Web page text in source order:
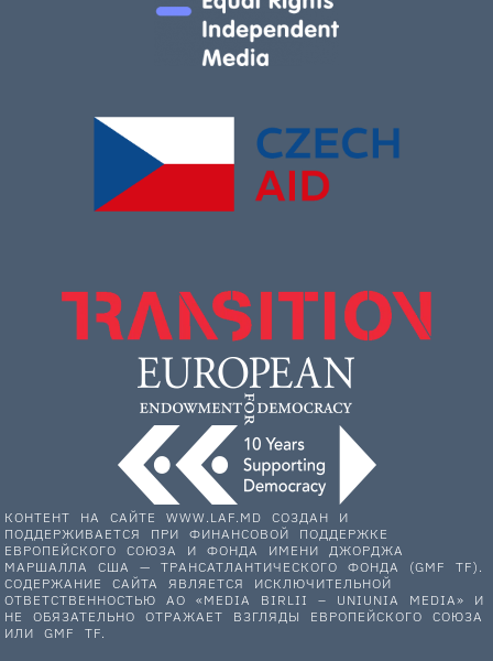
КОНТЕНТ НА САЙТЕ WWW.LAF.MD СОЗДАН И
ПОДДЕРЖИВАЕТСЯ ПРИ ФИНАНСОВОЙ ПОДДЕРЖКЕ
ЕВРОПЕЙСКОГО СОЮЗА И ФОНДА ИМЕНИ ДЖОРДЖА
МАРШАЛЛА США — ТРАНСАТЛАНТИЧЕСКОГО ФОНДА (GMF TF).
СОДЕРЖАНИЕ САЙТА ЯВЛЯЕТСЯ ИСКЛЮЧИТЕЛЬНОЙ
ОТВЕТСТВЕННОСТЬЮ АО «MEDIA BIRLII – UNIUNIA MEDIA» И
НЕ ОБЯЗАТЕЛЬНО ОТРАЖАЕТ ВЗГЛЯДЫ ЕВРОПЕЙСКОГО СОЮЗА
ИЛИ GMF TF.